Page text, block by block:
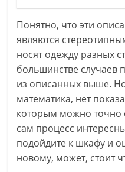
Понятно, что эти
являются
носят одежду разных
большинстве случаев
из описанных выше.
математика, нет
которым можно точно
сам процесс
подойдите к шкафу и
новому, может, стоит